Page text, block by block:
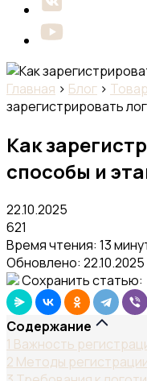
Главная › Блог ›
зарегистрировать
Как
способы и
22.10.2025
621
Время чтения: 13
Обновлено: 22.10.2025
Сохранить статью:
Содержание
1 Важность
2 Методы